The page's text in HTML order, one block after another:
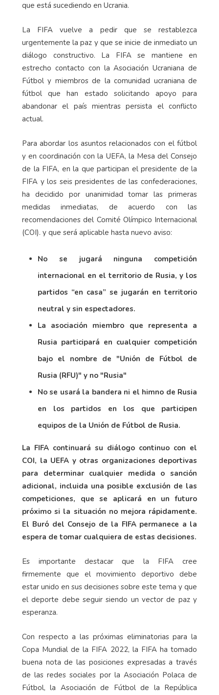
que está sucediendo en Ucrania.
La FIFA vuelve a pedir que se restablezca
urgentemente la paz y que se inicie de inmediato un
diálogo constructivo. La FIFA se mantiene en
estrecho contacto con la Asociación Ucraniana de
Fútbol y miembros de la comunidad ucraniana de
fútbol que han estado solicitando apoyo para
abandonar el país mientras persista el conflicto
actual.
Para abordar los asuntos relacionados con el fútbol
y en coordinación con la UEFA, la Mesa del Consejo
de la FIFA, en la que participan el presidente de la
FIFA y los seis presidentes de las confederaciones,
ha decidido por unanimidad tomar las primeras
medidas inmediatas, de acuerdo con las
recomendaciones del Comité Olímpico Internacional
(COI). y que será aplicable hasta nuevo aviso:
No se jugará ninguna competición
internacional en el territorio de Rusia, y los
partidos “en casa” se jugarán en territorio
neutral y sin espectadores.
La asociación miembro que representa a
Rusia participará en cualquier competición
bajo el nombre de "Unión de Fútbol de
Rusia (RFU)" y no "Rusia"
No se usará la bandera ni el himno de Rusia
en los partidos en los que participen
equipos de la Unión de Fútbol de Rusia.
La FIFA continuará su diálogo continuo con el
COI, la UEFA y otras organizaciones deportivas
para determinar cualquier medida o sanción
adicional, incluida una posible exclusión de las
competiciones, que se aplicará en un futuro
próximo si la situación no mejora rápidamente.
El Buró del Consejo de la FIFA permanece a la
espera de tomar cualquiera de estas decisiones.
Es importante destacar que la FIFA cree
firmemente que el movimiento deportivo debe
estar unido en sus decisiones sobre este tema y que
el deporte debe seguir siendo un vector de paz y
esperanza.
Con respecto a las próximas eliminatorias para la
Copa Mundial de la FIFA 2022, la FIFA ha tomado
buena nota de las posiciones expresadas a través
de las redes sociales por la Asociación Polaca de
Fútbol, la Asociación de Fútbol de la República